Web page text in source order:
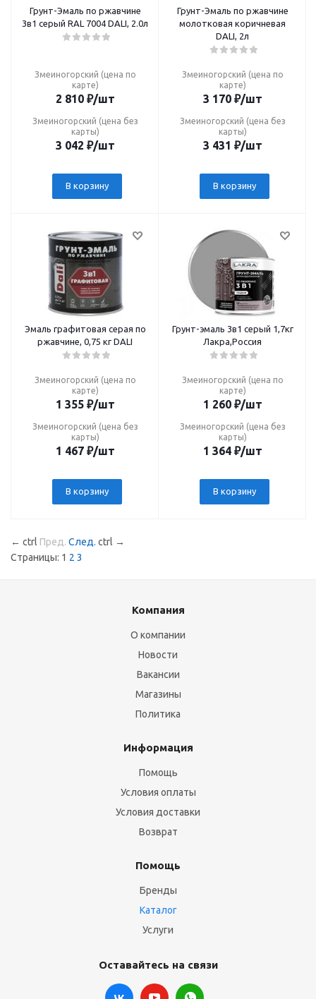
Грунт-Эмаль по ржавчине
3в1 серый RAL 7004 DALI, 2.0л
Змеиногорский (цена по
карте)
2 810₽/шт
Змеиногорский (цена без
карты)
3 042 ₽/шт
В корзину
Грунт-Эмаль по ржавчине
молотковая коричневая
DALI, 2л
Змеиногорский (цена по
карте)
3 170₽/шт
Змеиногорский (цена без
карты)
3 431 ₽/шт
В корзину
Эмаль графитовая серая по
ржавчине, 0,75 кг DALI
Змеиногорский (цена по
карте)
1 355₽/шт
Змеиногорский (цена без
карты)
1 467₽/шт
В корзину
Грунт-эмаль 3в1 серый 1,7кг
Лакра,Россия
Змеиногорский (цена по
карте)
1 260₽/шт
Змеиногорский (цена без
карты)
1 364₽/шт
В корзину
← ctrl Пред. След. ctrl →
Страницы: 1 2 3
Компания
О компании
Новости
Вакансии
Магазины
Политика
Информация
Помощь
Условия оплаты
Условия доставки
Возврат
Помощь
Бренды
Каталог
Услуги
Оставайтесь на связи